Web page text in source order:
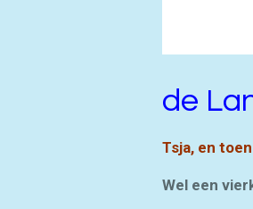
de
Tsja, en
Wel een